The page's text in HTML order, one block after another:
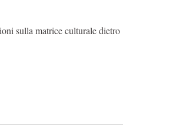
sulla matrice culturale dietro